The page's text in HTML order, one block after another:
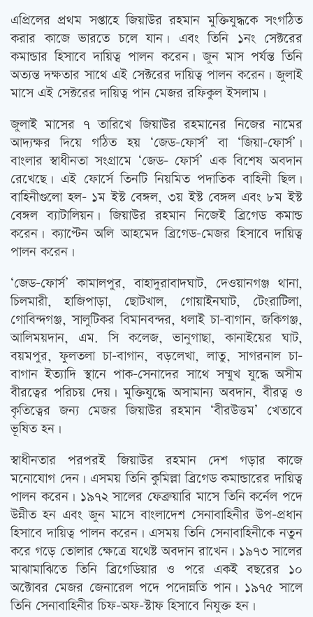
এপ্রিলের প্রথম সপ্তাহে জিয়াউর রহমান মুক্তিযুদ্ধকে সংগঠিত
করার কাজে ভারতে চলে যান। এবং তিনি ১নং সেক্টরের
কমান্ডার হিসাবে দায়িত্ব পালন করেন। জুন মাস পর্যন্ত তিনি
অত্যন্ত দক্ষতার সাথে এই সেক্টরের দায়িত্ব পালন করেন। জুলাই
মাসে এই সেক্টরের দায়িত্ব পান মেজর রফিকুল ইসলাম।
জুলাই মাসের ৭ তারিখে জিয়াউর রহমানের নিজের নামের
আদ্যক্ষর দিয়ে গঠিত হয় ‘জেড-ফোর্স’ বা ‘জিয়া-ফোর্স’।
বাংলার স্বাধীনতা সংগ্রামে ‘জেড- ফোর্স’ এক বিশেষ অবদান
রেখেছে। এই ফোর্সে তিনটি নিয়মিত পদাতিক বাহিনী ছিল।
বাহিনীগুলো হল- ১ম ইস্ট বেঙ্গল, ৩য় ইস্ট বেঙ্গল এবং ৮ম ইস্ট
বেঙ্গল ব্যাটালিয়ন। জিয়াউর রহমান নিজেই ব্রিগেড কমান্ড
করেন। ক্যাপ্টেন অলি আহমেদ ব্রিগেড-মেজর হিসাবে দায়িত্ব
পালন করেন।
‘জেড-ফোর্স’ কামালপুর, বাহাদুরাবাদঘাট, দেওয়ানগঞ্জ থানা,
চিলমারী, হাজিপাড়া, ছোটখাল, গোয়াইনঘাট, টেংরাটিলা,
গোবিন্দগঞ্জ, সালুটিকর বিমানবন্দর, ধলাই চা-বাগান, জকিগঞ্জ,
আলিময়দান, এম. সি কলেজ, ভানুগাছা, কানাইয়ের ঘাট,
বয়মপুর, ফুলতলা চা-বাগান, বড়লেখা, লাতু, সাগরনাল চা-
বাগান ইত্যাদি স্থানে পাক-সেনাদের সাথে সম্মুখ যুদ্ধে অসীম
বীরত্বের পরিচয় দেয়। মুক্তিযুদ্ধে অসামান্য অবদান, বীরত্ব ও
কৃতিত্বের জন্য মেজর জিয়াউর রহমান ‘বীরউত্তম’ খেতাবে
ভূষিত হন।
স্বাধীনতার পরপরই জিয়াউর রহমান দেশ গড়ার কাজে
মনোযোগ দেন। এসময় তিনি কুমিল্লা ব্রিগেড কমান্ডারের দায়িত্ব
পালন করেন। ১৯৭২ সালের ফেব্রুয়ারি মাসে তিনি কর্নেল পদে
উন্নীত হন এবং জুন মাসে বাংলাদেশ সেনাবাহিনীর উপ-প্রধান
হিসাবে দায়িত্ব পালন করেন। এসময় তিনি সেনাবাহিনীকে নতুন
করে গড়ে তোলার ক্ষেত্রে যথেষ্ট অবদান রাখেন। ১৯৭৩ সালের
মাঝামাঝিতে তিনি ব্রিগেডিয়ার ও পরে একই বছরের ১০
অক্টোবর মেজর জেনারেল পদে পদোন্নতি পান। ১৯৭৫ সালে
তিনি সেনাবাহিনীর চিফ-অফ-স্টাফ হিসাবে নিযুক্ত হন।